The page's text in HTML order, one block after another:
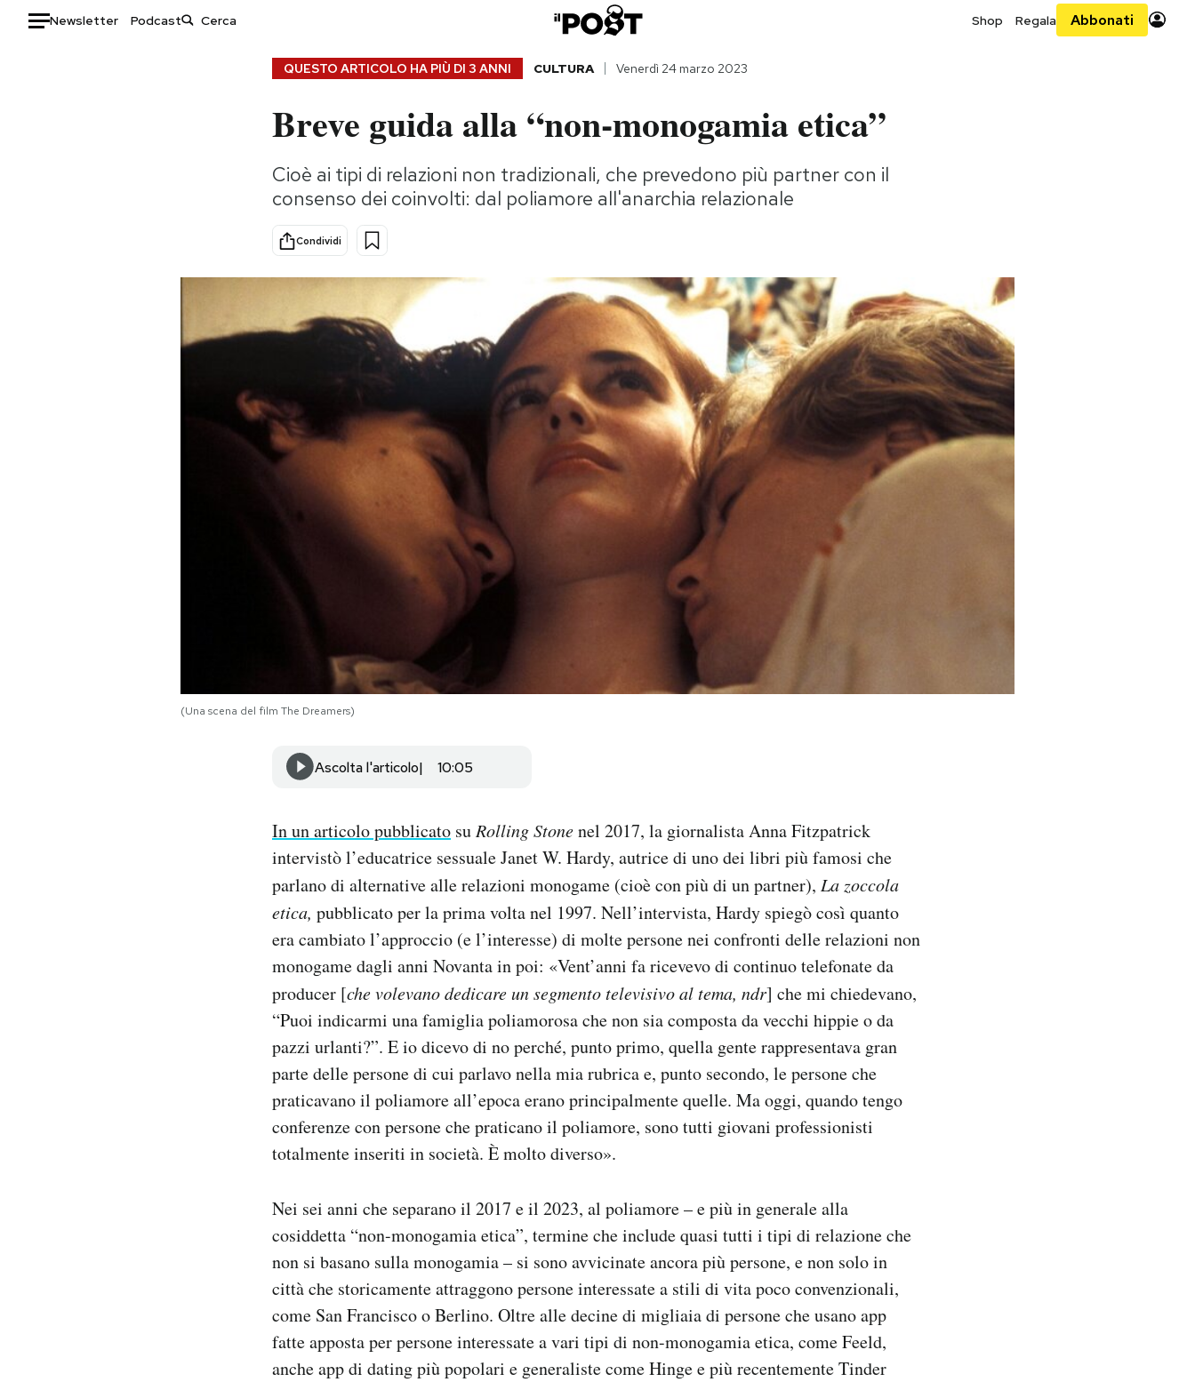
Newsletter Podcast Shop Regala Abbonati
Consumismi
Storie/Idee
Ok Boomer!
Media
Altrecose
QUESTO ARTICOLO HA PIÙ DI 3 ANNI CULTURA Venerdì 24 marzo 2023
Breve guida alla “non-monogamia etica”
Cioè ai tipi di relazioni non tradizionali, che prevedono più partner con il
consenso dei coinvolti: dal poliamore all'anarchia relazionale
Condividi
(Una scena del film The Dreamers)
Ascolta l'articolo 10:05
In un articolo pubblicato suRolling Stonenel 2017, la giornalista Anna Fitzpatrick
intervistò l’educatrice sessuale Janet W. Hardy, autrice di uno dei libri più famosi che
parlano di alternative alle relazioni monogame (cioè con più di un partner), La zoccola
etica, pubblicato per la prima volta nel 1997. Nell’intervista, Hardy spiegò così quanto
era cambiato l’approccio (e l’interesse) di molte persone nei confronti delle relazioni non
monogame dagli anni Novanta in poi: «Vent’anni fa ricevevo di continuo telefonate da
producer [che volevano dedicare un segmento televisivo al tema, ndr] che mi chiedevano,
“Puoi indicarmi una famiglia poliamorosa che non sia composta da vecchi hippie o da
pazzi urlanti?”. E io dicevo di no perché, punto primo, quella gente rappresentava gran
parte delle persone di cui parlavo nella mia rubrica e, punto secondo, le persone che
praticavano il poliamore all’epoca erano principalmente quelle. Ma oggi, quando tengo
conferenze con persone che praticano il poliamore, sono tutti giovani professionisti
totalmente inseriti in società. È molto diverso».
Nei sei anni che separano il 2017 e il 2023, al poliamore – e più in generale alla
cosiddetta “non-monogamia etica”, termine che include quasi tutti i tipi di relazione che
non si basano sulla monogamia – si sono avvicinate ancora più persone, e non solo in
città che storicamente attraggono persone interessate a stili di vita poco convenzionali,
come San Francisco o Berlino. Oltre alle decine di migliaia di persone che usano app
fatte apposta per persone interessate a vari tipi di non-monogamia etica, come Feeld,
anche app di dating più popolari e generaliste come Hinge e più recentemente Tinder